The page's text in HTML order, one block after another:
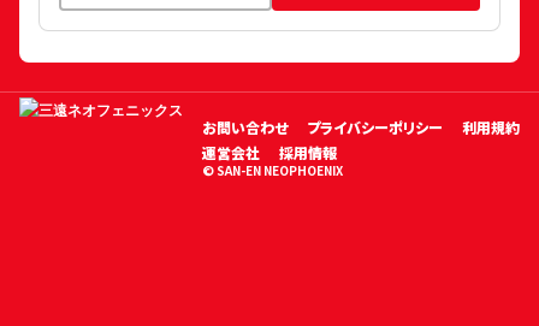
お問い合わせ プライバシーポリシー
利用規約
運営会社
採用情報
© SAN-EN NEOPHOENIX